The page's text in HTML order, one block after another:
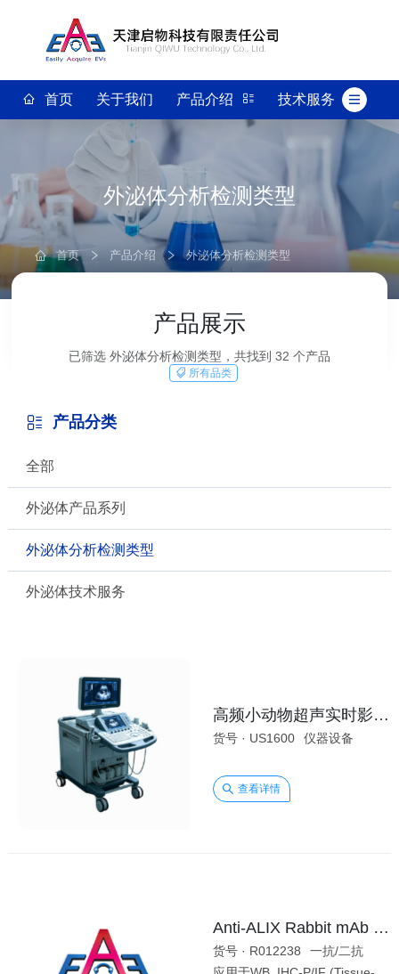
首页 关于我们 产品介绍 技术服务
外泌体分析检测类型
首页 产品介绍 外泌体分析检测类型
产品展示
已筛选 外泌体分析检测类型，共找到 32 个产品
所有品类
产品分类
全部
外泌体产品系列
外泌体分析检测类型
外泌体技术服务
高频小动物超声实时影像系统
货号 · US1600 仪器设备
查看详情
Anti-ALIX Rabbit mAb [65L12M61]
货号 · R012238 一抗/二抗